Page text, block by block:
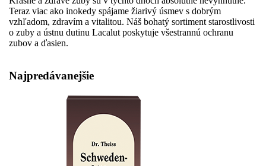
Teraz viac ako inokedy spájame žiarivý úsmev s dobrým
vzhľadom, zdravím a vitalitou. Náš bohatý sortiment starostlivosti
o zuby a ústnu dutinu Lacalut poskytuje všestrannú ochranu
zubov a ďasien.
Najpredávanejšie